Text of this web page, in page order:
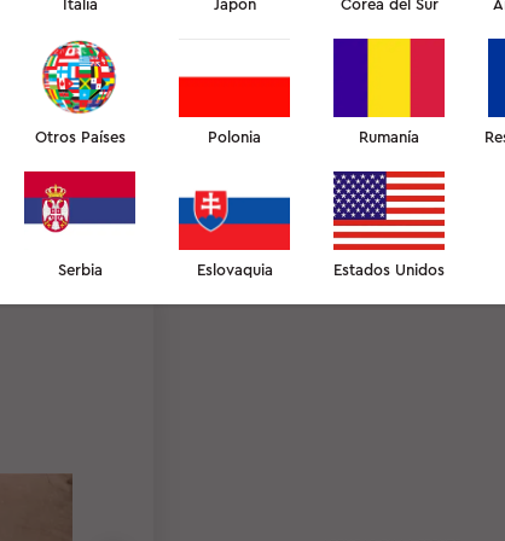
67%
LONGITUD DE LA ARRUGA DISMINUYÓ
Italia Japón Corea del Sur
Otros Países Polonia Rumanía
Serbia Eslovaquia Estados Unidos